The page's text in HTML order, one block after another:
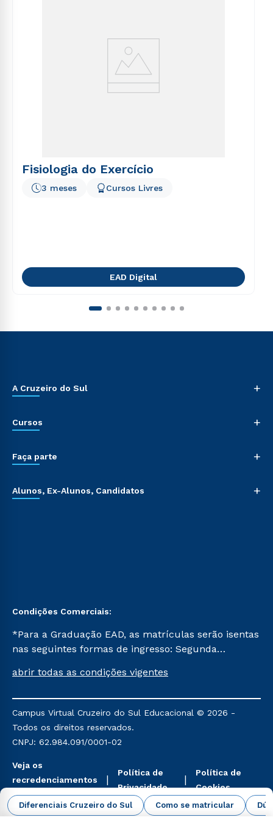
Diferenciais Cruzeiro do Sul Como se matricular
Fisiologia do Exercício
3 meses Cursos Livres
EAD Digital
A Cruzeiro do Sul +
Cursos +
Faça parte +
Alunos, Ex-Alunos, Candidatos +
Condições Comerciais:
*Para a Graduação EAD, as matrículas serão isentas
nas seguintes formas de ingresso: Segunda
Já para as demais, a taxa de matrícula será de R$
mencionadas são referentes aos cursos: Ensino
Religioso, Geografia para a Docência e Metodologia
do Ensino de História: Questões Atuais.
abrir todas as condições vigentes
Campus Virtual Cruzeiro do Sul Educacional © 2026 -
Todos os direitos reservados.
CNPJ: 62.984.091/0001-02
Veja os
recredenciamentos
aqui
Política de
Privacidade
Política de
Cookies